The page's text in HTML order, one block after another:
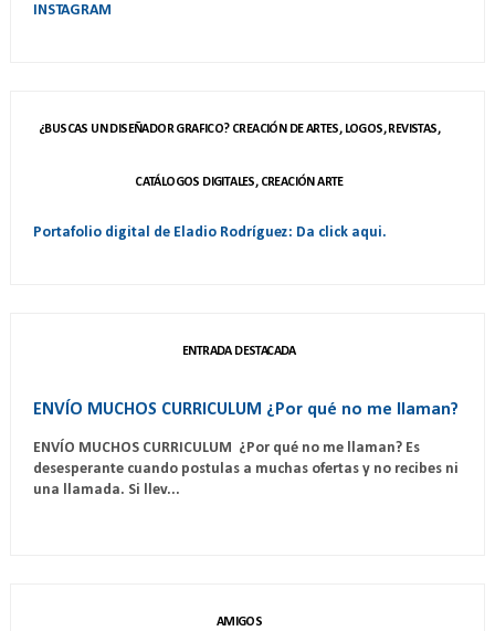
INSTAGRAM
¿BUSCAS UN DISEÑADOR GRAFICO? CREACIÓN DE ARTES, LOGOS, REVISTAS,
CATÁLOGOS DIGITALES, CREACIÓN ARTE
Portafolio digital de Eladio Rodríguez: Da click aqui.
ENTRADA DESTACADA
ENVÍO MUCHOS CURRICULUM ¿Por qué no me llaman?
ENVÍO MUCHOS CURRICULUM ¿Por qué no me llaman? Es
desesperante cuando postulas a muchas ofertas y no recibes ni
una llamada. Si llev...
AMIGOS